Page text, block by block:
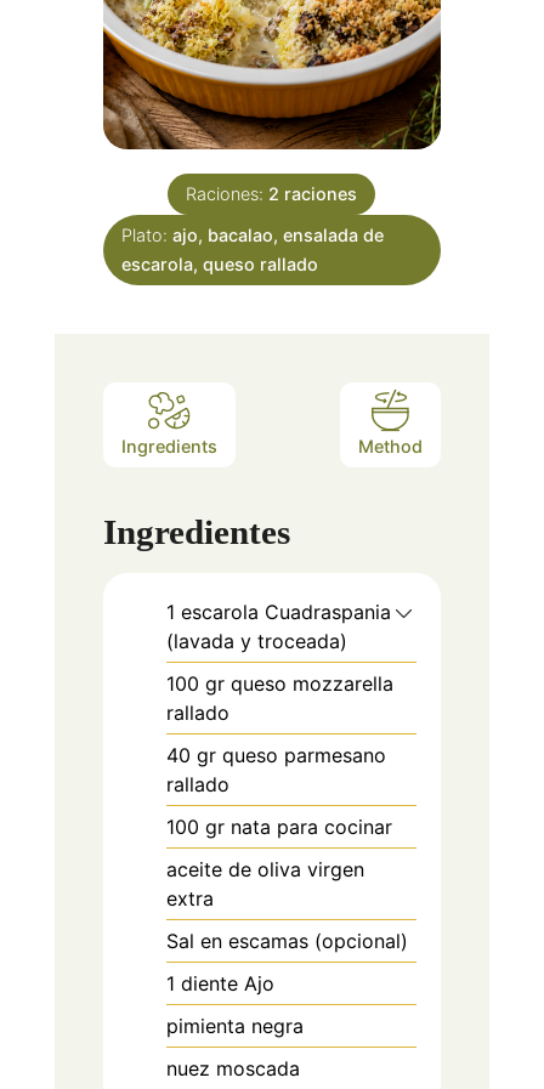
Raciones: 2 raciones
Plato: ajo, bacalao, ensalada de
escarola, queso rallado
Ingredients Method
Ingredientes
1 escarola Cuadraspania
(lavada y troceada)
100 gr queso mozzarella
rallado
40 gr queso parmesano
rallado
100 gr nata para cocinar
aceite de oliva virgen
extra
Sal en escamas (opcional)
1 diente Ajo
pimienta negra
nuez moscada